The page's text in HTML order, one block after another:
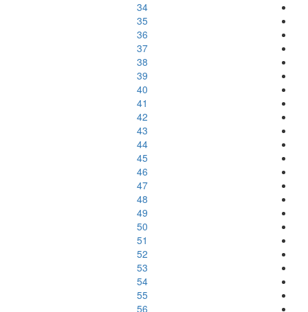
34
35
36
37
38
39
40
41
42
43
44
45
46
47
48
49
50
51
52
53
54
55
56